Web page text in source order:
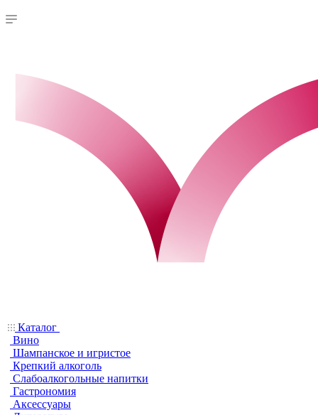
Каталог
Вино
Шампанское и игристое
Крепкий алкоголь
Слабоалкогольные напитки
Гастрономия
Аксессуары